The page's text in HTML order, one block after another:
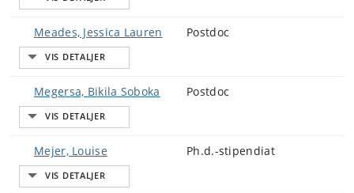
Meades, Jessica Lauren Postdoc
Megersa, Bikila Soboka Postdoc
Mejer, Louise Ph.d.-stipendiat